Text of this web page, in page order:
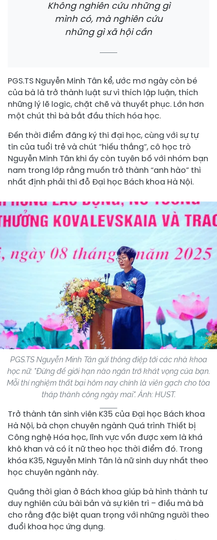
Không nghiên cứu những gì
mình có, mà nghiên cứu
những gì xã hội cần
PGS.TS Nguyễn Minh Tân kể, ước mơ ngày còn bé
của bà là trở thành luật sư vì thích lập luận, thích
những lý lẽ logic, chặt chẽ và thuyết phục. Lớn hơn
một chút thì bà bắt đầu thích hóa học.
Đến thời điểm đăng ký thi đại học, cùng với sự tự
tin của tuổi trẻ và chút “hiếu thắng”, cô học trò
Nguyễn Minh Tân khi ấy còn tuyên bố với nhóm bạn
nam trong lớp rằng muốn trở thành “anh hào” thì
nhất định phải thi đỗ Đại học Bách khoa Hà Nội.
PGS.TS Nguyễn Minh Tân gửi thông điệp tới các nhà khoa
học nữ: "Đừng để giới hạn nào ngăn trở khát vọng của bạn.
Mỗi thí nghiệm thất bại hôm nay chính là viên gạch cho tòa
tháp thành công ngày mai". Ảnh: HUST.
Trở thành tân sinh viên K35 của Đại học Bách khoa
Hà Nội, bà chọn chuyên ngành Quá trình Thiết bị
Công nghệ Hóa học, lĩnh vực vốn được xem là khá
khô khan và có ít nữ theo học thời điểm đó. Trong
khóa K35, Nguyễn Minh Tân là nữ sinh duy nhất theo
học chuyên ngành này.
Quãng thời gian ở Bách khoa giúp bà hình thành tư
duy nghiên cứu bài bản và sự kiên trì – điều mà bà
cho rằng đặc biệt quan trọng với những người theo
đuổi khoa học ứng dụng.